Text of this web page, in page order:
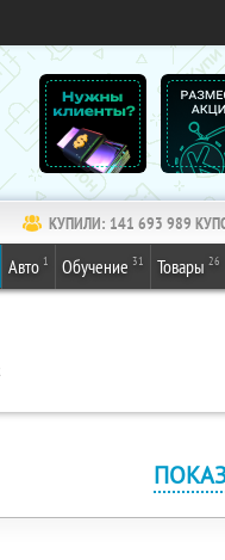
КУПИЛИ: 141 693 990
Авто 1 Обучение 31 Товары 26